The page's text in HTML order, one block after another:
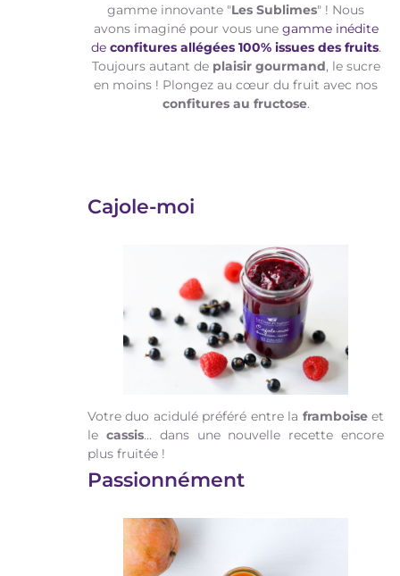
gamme innovante "Les Sublimes" ! Nous
avons imaginé pour vous une gamme inédite
de confitures allégées 100% issues des fruits.
Toujours autant de plaisir gourmand, le sucre
en moins ! Plongez au cœur du fruit avec nos
confitures au fructose.
Cajole-moi
Votre duo acidulé préféré entre la framboiseet
le cassis... dans une nouvelle recette encore
plus fruitée !
Passionnément